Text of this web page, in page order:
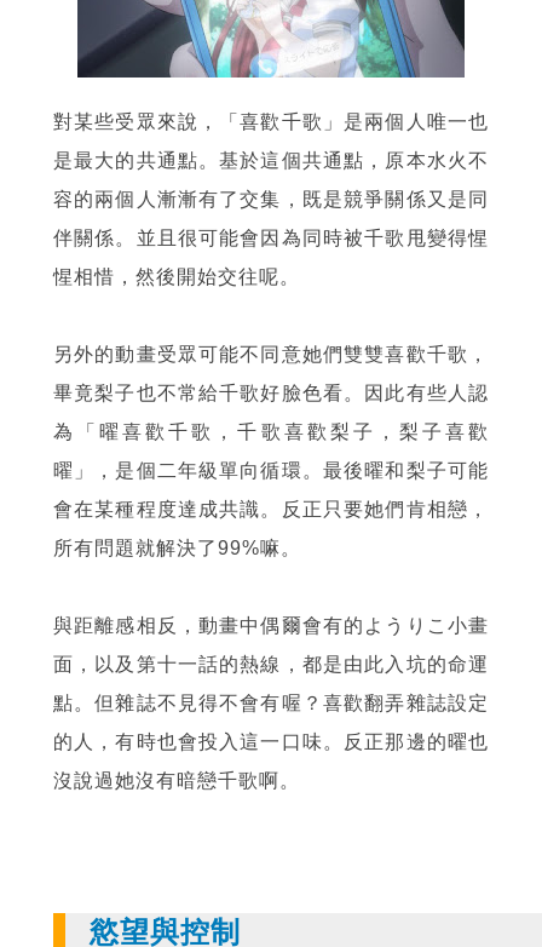
對某些受眾來說，「喜歡千歌」是兩個人唯一也
是最大的共通點。基於這個共通點，原本水火不
容的兩個人漸漸有了交集，既是競爭關係又是同
伴關係。並且很可能會因為同時被千歌甩變得惺
惺相惜，然後開始交往呢。
另外的動畫受眾可能不同意她們雙雙喜歡千歌，
畢竟梨子也不常給千歌好臉色看。因此有些人認
為「曜喜歡千歌，千歌喜歡梨子，梨子喜歡
曜」，是個二年級單向循環。最後曜和梨子可能
會在某種程度達成共識。反正只要她們肯相戀，
所有問題就解決了99%嘛。
與距離感相反，動畫中偶爾會有的ようりこ小畫
面，以及第十一話的熱線，都是由此入坑的命運
點。但雜誌不見得不會有喔？喜歡翻弄雜誌設定
的人，有時也會投入這一口味。反正那邊的曜也
沒說過她沒有暗戀千歌啊。
慾望與控制